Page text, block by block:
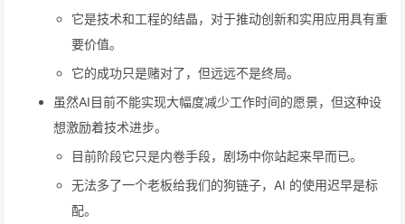
它是技术和工程的结晶，对于推动创新和实用应用具有重
要价值。
它的成功只是赌对了，但远远不是终局。
虽然AI目前不能实现大幅度减少工作时间的愿景，但这种设
想激励着技术进步。
目前阶段它只是内卷手段，剧场中你站起来早而已。
无法多了一个老板给我们的狗链子，AI 的使用迟早是标
配。